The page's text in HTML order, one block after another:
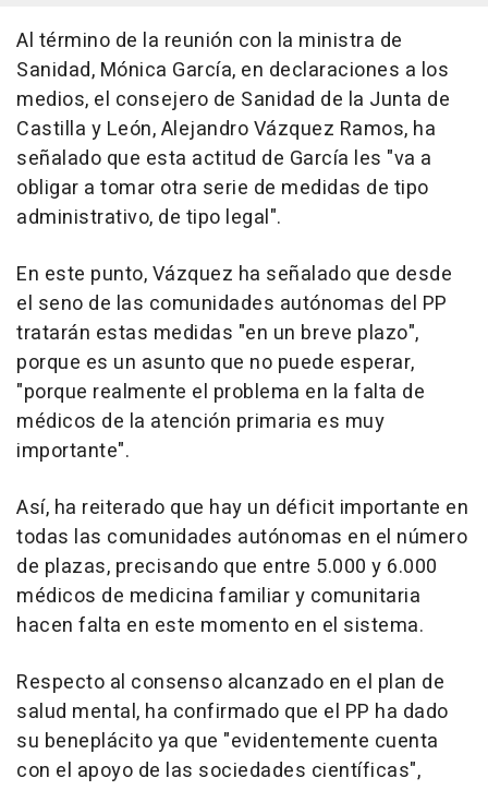
Al término de la reunión con la ministra de
Sanidad, Mónica García, en declaraciones a los
medios, el consejero de Sanidad de la Junta de
Castilla y León, Alejandro Vázquez Ramos, ha
señalado que esta actitud de García les "va a
obligar a tomar otra serie de medidas de tipo
administrativo, de tipo legal".
En este punto, Vázquez ha señalado que desde
el seno de las comunidades autónomas del PP
tratarán estas medidas "en un breve plazo",
porque es un asunto que no puede esperar,
"porque realmente el problema en la falta de
médicos de la atención primaria es muy
importante".
Así, ha reiterado que hay un déficit importante en
todas las comunidades autónomas en el número
de plazas, precisando que entre 5.000 y 6.000
médicos de medicina familiar y comunitaria
hacen falta en este momento en el sistema.
Respecto al consenso alcanzado en el plan de
salud mental, ha confirmado que el PP ha dado
su beneplácito ya que "evidentemente cuenta
con el apoyo de las sociedades científicas",